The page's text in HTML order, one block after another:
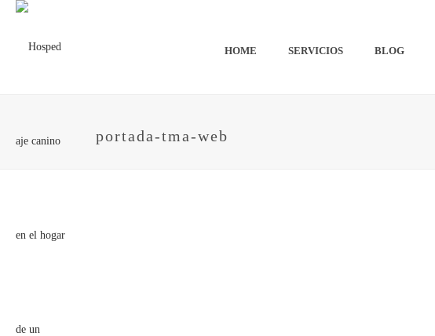
HOME SERVICIOS BLOG
portada-tma-web